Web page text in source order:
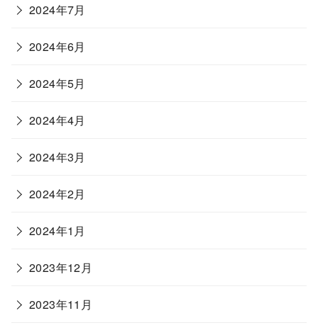
2024年7月
2024年6月
2024年5月
2024年4月
2024年3月
2024年2月
2024年1月
2023年12月
2023年11月